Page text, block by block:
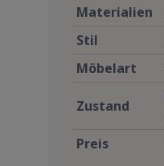
Materialien
Stil
Möbelart
Zustand
Preis